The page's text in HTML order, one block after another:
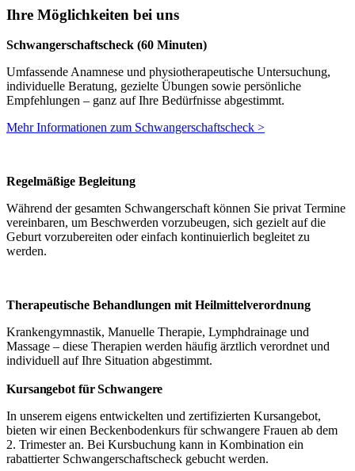
Ihre Möglichkeiten bei uns
Schwangerschaftscheck (60 Minuten)
Umfassende Anamnese und physiotherapeutische Untersuchung,
individuelle Beratung, gezielte Übungen sowie persönliche
Empfehlungen – ganz auf Ihre Bedürfnisse abgestimmt.
Mehr Informationen zum Schwangerschaftscheck >
Regelmäßige Begleitung
Während der gesamten Schwangerschaft können Sie privat Termine
vereinbaren, um Beschwerden vorzubeugen, sich gezielt auf die
Geburt vorzubereiten oder einfach kontinuierlich begleitet zu
werden.
Therapeutische Behandlungen mit Heilmittelverordnung
Krankengymnastik, Manuelle Therapie, Lymphdrainage und
Massage – diese Therapien werden häufig ärztlich verordnet und
individuell auf Ihre Situation abgestimmt.
Kursangebot für Schwangere
In unserem eigens entwickelten und zertifizierten Kursangebot,
bieten wir einen Beckenbodenkurs für schwangere Frauen ab dem
2. Trimester an. Bei Kursbuchung kann in Kombination ein
rabattierter Schwangerschaftscheck gebucht werden.